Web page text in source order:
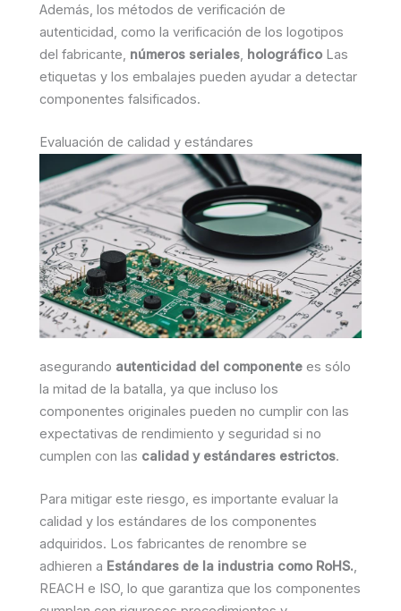
Además, los métodos de verificación de
autenticidad, como la verificación de los logotipos
del fabricante, números seriales, holográfico Las
etiquetas y los embalajes pueden ayudar a detectar
componentes falsificados.
Evaluación de calidad y estándares
asegurando autenticidad del componente es sólo
la mitad de la batalla, ya que incluso los
componentes originales pueden no cumplir con las
expectativas de rendimiento y seguridad si no
cumplen con las calidad y estándares estrictos.
Para mitigar este riesgo, es importante evaluar la
calidad y los estándares de los componentes
adquiridos. Los fabricantes de renombre se
adhieren a Estándares de la industria como RoHS.,
REACH e ISO, lo que garantiza que los componentes